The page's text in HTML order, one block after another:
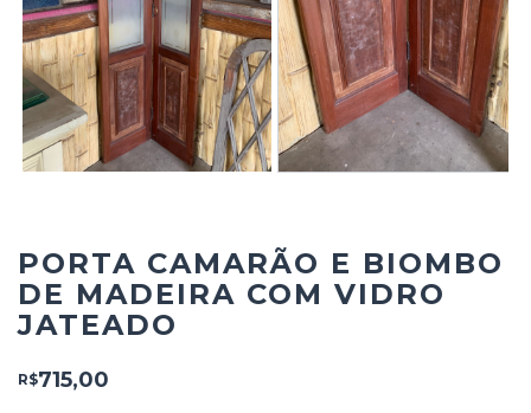
PORTA CAMARÃO E BIOMBO
DE MADEIRA COM VIDRO
JATEADO
R$715,00